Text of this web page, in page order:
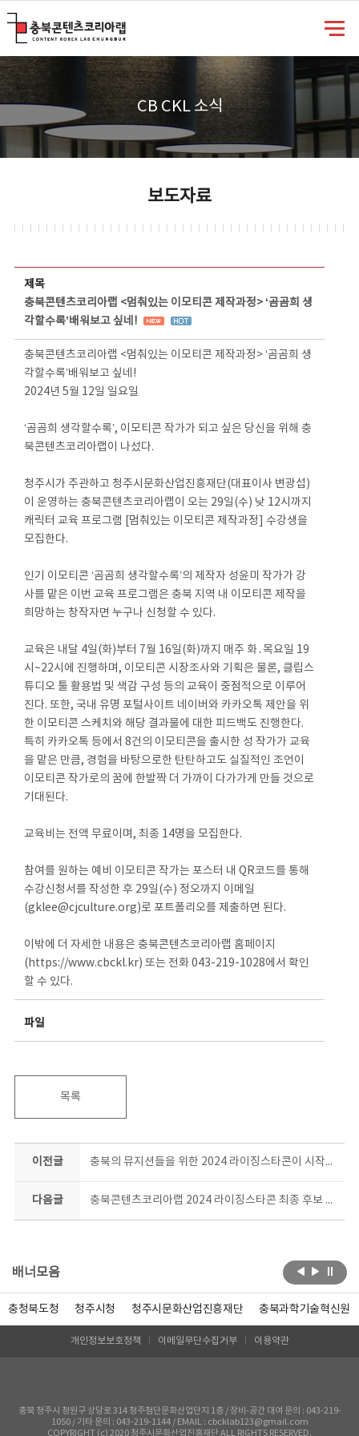
CB CKL 소식
보도자료
제목
충북콘텐츠코리아랩 <멈춰있는 이모티콘 제작과정> ‘곰곰희 생
각할수록’배워보고 싶네!
충북콘텐츠코리아랩 <멈춰있는 이모티콘 제작과정> ‘곰곰희 생
각할수록’배워보고 싶네!
2024년 5월 12일 일요일
‘곰곰희 생각할수록’, 이모티콘 작가가 되고 싶은 당신을 위해 충
북콘텐츠코리아랩이 나섰다.
청주시가 주관하고 청주시문화산업진흥재단(대표이사 변광섭)
이 운영하는 충북콘텐츠코리아랩이 오는 29일(수) 낮 12시까지
캐릭터 교육 프로그램 [멈춰있는 이모티콘 제작과정] 수강생을
모집한다.
인기 이모티콘 ‘곰곰희 생각할수록’의 제작자 성윤미 작가가 강
사를 맡은 이번 교육 프로그램은 충북 지역 내 이모티콘 제작을
희망하는 창작자면 누구나 신청할 수 있다.
교육은 내달 4일(화)부터 7월 16일(화)까지 매주 화․목요일 19
시~22시에 진행하며, 이모티콘 시장조사와 기획은 물론, 클립스
튜디오 툴 활용법 및 색감 구성 등의 교육이 중점적으로 이루어
진다. 또한, 국내 유명 포털사이트 네이버와 카카오톡 제안을 위
한 이모티콘 스케치와 해당 결과물에 대한 피드백도 진행한다.
특히 카카오톡 등에서 8건의 이모티콘을 출시한 성 작가가 교육
을 맡은 만큼, 경험을 바탕으로한 탄탄하고도 실질적인 조언이
이모티콘 작가로의 꿈에 한발짝 더 가까이 다가가게 만들 것으로
기대된다.
교육비는 전액 무료이며, 최종 14명을 모집한다.
참여를 원하는 예비 이모티콘 작가는 포스터 내 QR코드를 통해
수강신청서를 작성한 후 29일(수) 정오까지 이메일
(gklee@cjculture.org)로 포트폴리오를 제출하면 된다.
이밖에 더 자세한 내용은 충북콘텐츠코리아랩 홈페이지
(https://www.cbckl.kr) 또는 전화 043-219-1028에서 확인
할 수 있다.
파일
목록
이전글 충북의 뮤지션들을 위한 2024 라이징스타콘이 시작됐다!
다음글 충북콘텐츠코리아랩 2024 라이징스타콘 최종 후보 TOP5! 슈퍼주니어 등과 호흡맞춘 유명 프로듀서와 공동작업 돌입
배너모음
충청북도청 청주시청 청주시문화산업진흥재단 충북과학기술혁신원
개인정보보호정책 이메일무단수집거부 이용약관
충북 청주시 청원구 상당로 314 청주첨단문화산업단지 1층 / 장비-공간 대여 문의 : 043-219-
1050 / 기타 문의 : 043-219-1144 / EMAIL : cbcklab123@gmail.com
COPYRIGHT (c) 2020 청주시문화산업진흥재단 ALL RIGHTS RESERVED.